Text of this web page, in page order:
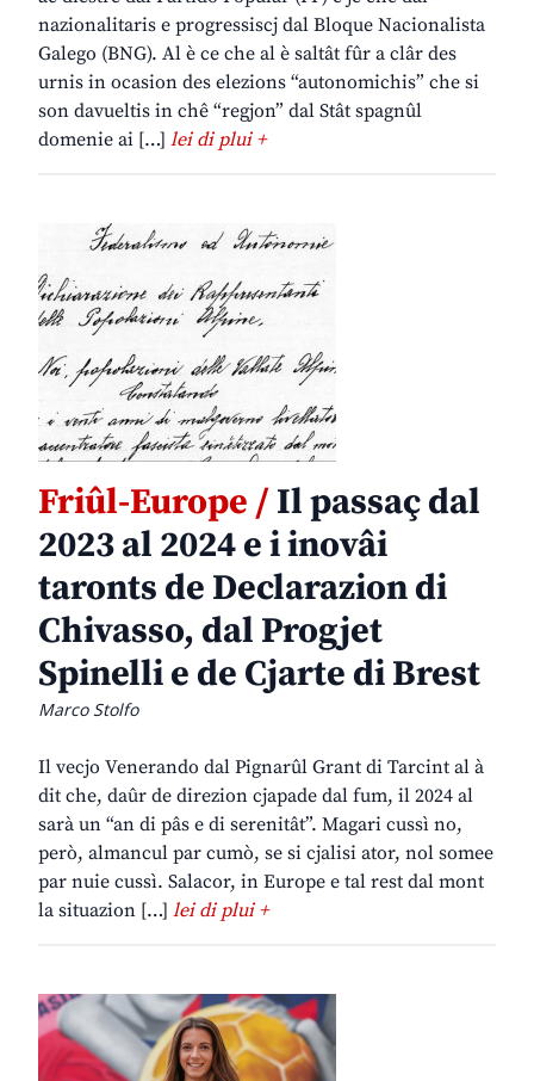
nazionalitaris e progressiscj dal Bloque Nacionalista
Galego (BNG). Al è ce che al è saltât fûr a clâr des
urnis in ocasion des elezions “autonomichis” che si
son davueltis in chê “regjon” dal Stât spagnûl
domenie ai […] lei di plui +
Friûl-Europe /Il passaç dal
2023 al 2024 e i inovâi
taronts de Declarazion di
Chivasso, dal Progjet
Spinelli e de Cjarte di Brest
Marco Stolfo
Il vecjo Venerando dal Pignarûl Grant di Tarcint al à
dit che, daûr de direzion cjapade dal fum, il 2024 al
sarà un “an di pâs e di serenitât”. Magari cussì no,
però, almancul par cumò, se si cjalisi ator, nol somee
par nuie cussì. Salacor, in Europe e tal rest dal mont
la situazion […] lei di plui +